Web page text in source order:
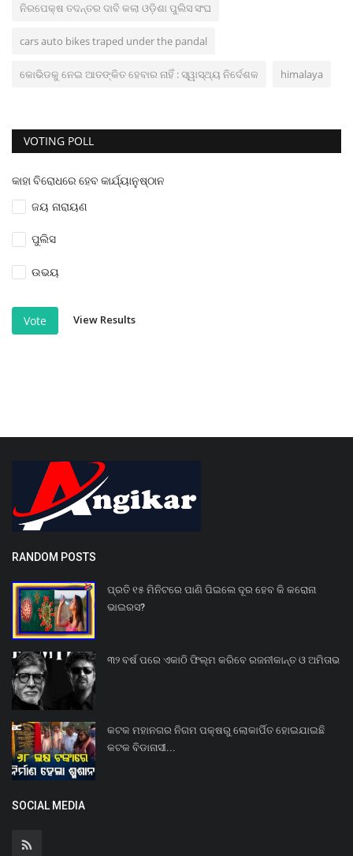
ନିରପେକ୍ଷ ତଦନ୍ତର ଦାବି କଲା ଓଡ଼ିଶା ପୁଲିସ ସଂଘ
cars auto bikes traped under the pandal
କୋଭିଡକୁ ନେଇ ଆତଙ୍କିତ ହେବାର ନାହିଁ : ସ୍ୱାସ୍ଥ୍ୟ ନିର୍ଦେଶକ himalaya
VOTING POLL
କାହା ବିରୋଧରେ ହେବ କାର୍ଯ୍ୟାନୁଷ୍ଠାନ
ଜୟ ନାରାୟଣ
ପୁଲିସ
ଉଭୟ
Vote View Results
RANDOM POSTS
ପ୍ରତି ୧୫ ମିନିଟରେ ପାଣି ପିଇଲେ ଦୂର ହେବ କି କରୋନା
ଭାଇରସ?
୩୨ ବର୍ଷ ପରେ ଏକାଠି ଫିଲ୍ମ କରିବେ ରଜନୀକାନ୍ତ ଓ ଅମିତାଭ
କଟକ ମହାନଗର ନିଗମ ପକ୍ଷରୁ ଲୋକାର୍ପିତ ହୋଇଯାଇଛି
କଟକ ବିଡାନାସୀ...
SOCIAL MEDIA